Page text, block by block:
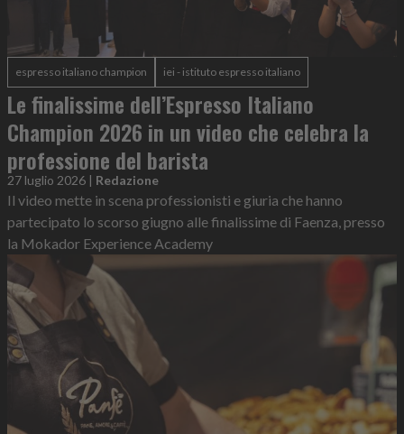
espresso italiano champion iei - istituto espresso italiano
Le finalissime dell’Espresso Italiano
Champion 2026 in un video che celebra la
professione del barista
27 luglio 2026 | Redazione
Il video mette in scena professionisti e giuria che hanno
partecipato lo scorso giugno alle finalissime di Faenza, presso
la Mokador Experience Academy